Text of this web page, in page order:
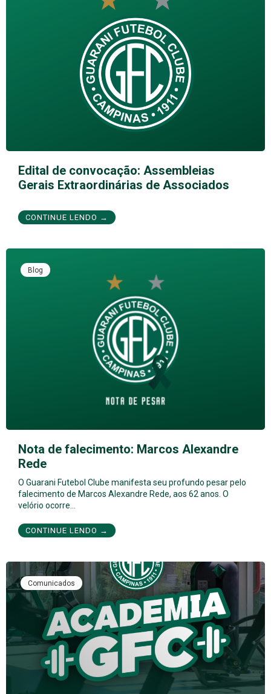
Edital de convocação: Assembleias
Gerais Extraordinárias de Associados
CONTINUE LENDO →
Blog
Nota de falecimento: Marcos Alexandre
Rede
O Guarani Futebol Clube manifesta seu profundo pesar pelo
falecimento de Marcos Alexandre Rede, aos 62 anos. O
velório ocorre…
CONTINUE LENDO →
Comunicados